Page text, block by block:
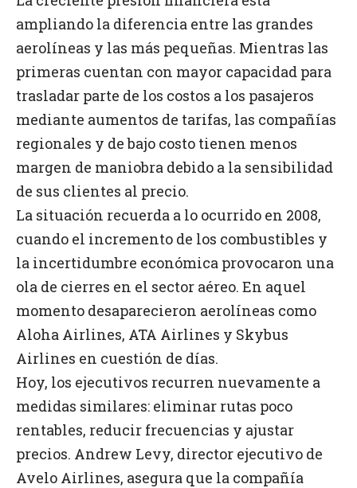
ampliando la diferencia entre las grandes
aerolíneas y las más pequeñas. Mientras las
primeras cuentan con mayor capacidad para
trasladar parte de los costos a los pasajeros
mediante aumentos de tarifas, las compañías
regionales y de bajo costo tienen menos
margen de maniobra debido a la sensibilidad
de sus clientes al precio.
La situación recuerda a lo ocurrido en 2008,
cuando el incremento de los combustibles y
la incertidumbre económica provocaron una
ola de cierres en el sector aéreo. En aquel
momento desaparecieron aerolíneas como
Aloha Airlines, ATA Airlines y Skybus
Airlines en cuestión de días.
Hoy, los ejecutivos recurren nuevamente a
medidas similares: eliminar rutas poco
rentables, reducir frecuencias y ajustar
precios. Andrew Levy, director ejecutivo de
Avelo Airlines, asegura que la compañía